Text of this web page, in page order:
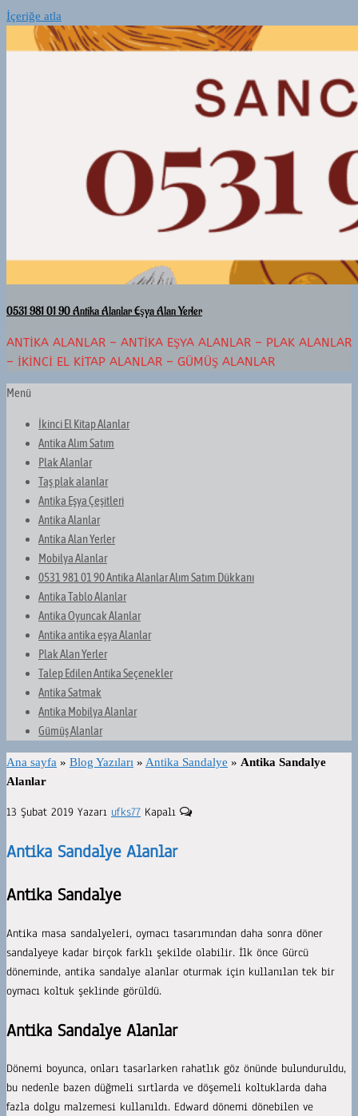
İçeriğe atla
0531 981 01 90 Antika Alanlar Eşya Alan Yerler
ANTIKA ALANLAR – ANTIKA EŞYA ALANLAR – PLAK ALANLAR
– İKINCI EL KITAP ALANLAR – GÜMÜŞ ALANLAR
Menü
İkinci El Kitap Alanlar
Antika Alım Satım
Plak Alanlar
Taş plak alanlar
Antika Eşya Çeşitleri
Antika Alanlar
Antika Alan Yerler
Mobilya Alanlar
0531 981 01 90 Antika Alanlar Alım Satım Dükkanı
Antika Tablo Alanlar
Antika Oyuncak Alanlar
Antika antika eşya Alanlar
Plak Alan Yerler
Talep Edilen Antika Seçenekler
Antika Satmak
Antika Mobilya Alanlar
Gümüş Alanlar
Ana sayfa » Blog Yazıları » Antika Sandalye » Antika Sandalye
Alanlar
13 Şubat 2019 Yazarı ufks77 Kapalı
Antika Sandalye Alanlar
Antika Sandalye
Antika masa sandalyeleri, oymacı tasarımından daha sonra döner
sandalyeye kadar birçok farklı şekilde olabilir. İlk önce Gürcü
döneminde, antika sandalye alanlar oturmak için kullanılan tek bir
oymacı koltuk şeklinde görüldü.
Antika Sandalye Alanlar
Dönemi boyunca, onları tasarlarken rahatlık göz önünde bulunduruldu,
bu nedenle bazen düğmeli sırtlarda ve döşemeli koltuklarda daha
fazla dolgu malzemesi kullanıldı. Edward dönemi dönebilen ve